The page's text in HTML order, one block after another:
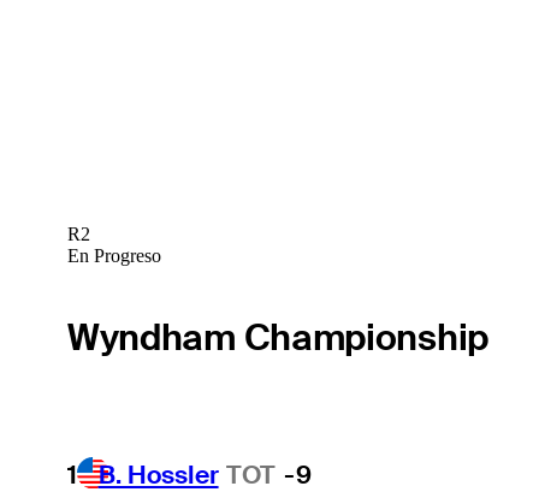
R2
En Progreso
Wyndham Championship
1 B. Hossler TOT -9